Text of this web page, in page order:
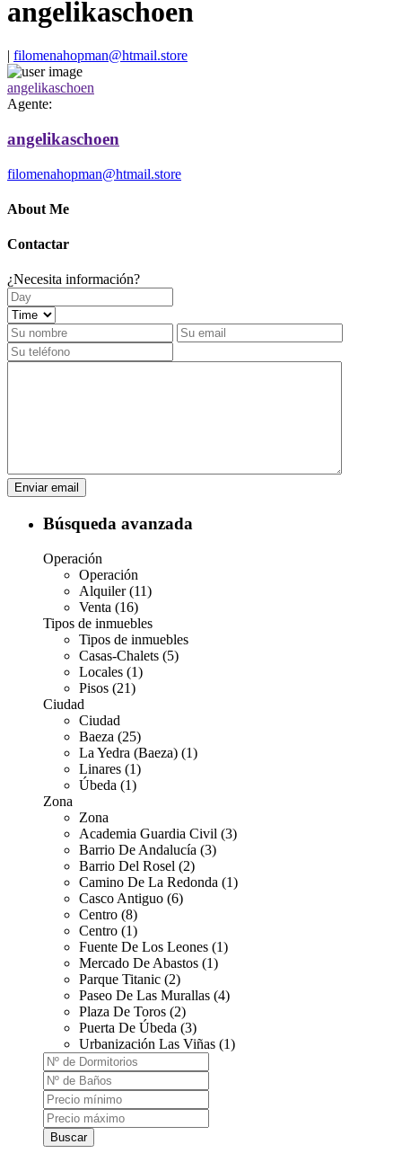
angelikaschoen
| filomenahopman@htmail.store
angelikaschoen
Agente:
angelikaschoen
filomenahopman@htmail.store
About Me
Contactar
¿Necesita información?
Búsqueda avanzada
Operación
Operación
Alquiler (11)
Venta (16)
Tipos de inmuebles
Tipos de inmuebles
Casas-Chalets (5)
Locales (1)
Pisos (21)
Ciudad
Ciudad
Baeza (25)
La Yedra (Baeza) (1)
Linares (1)
Úbeda (1)
Zona
Zona
Academia Guardia Civil (3)
Barrio De Andalucía (3)
Barrio Del Rosel (2)
Camino De La Redonda (1)
Casco Antiguo (6)
Centro (8)
Centro (1)
Fuente De Los Leones (1)
Mercado De Abastos (1)
Parque Titanic (2)
Paseo De Las Murallas (4)
Plaza De Toros (2)
Puerta De Úbeda (3)
Urbanización Las Viñas (1)
Buscar